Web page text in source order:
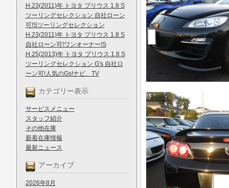
H.23(2011)年 トヨタ プリウス 1.8 S
ツーリングセレクション 自社ローン
可!Sツーリングセレクション
H.23(2011)年 トヨタ プリウス 1.8 S
自社ローン可!ワンオーナー!S
H.25(2013)年 トヨタ プリウス 1.8 S
ツーリングセレクション G's 自社ロ
ーン可!人気のGs!ナビ、TV
カテゴリー表示
サービスメニュー
スタッフ紹介
その他在庫
新着在庫情報
最新ニュース
アーカイブ
2026年8月